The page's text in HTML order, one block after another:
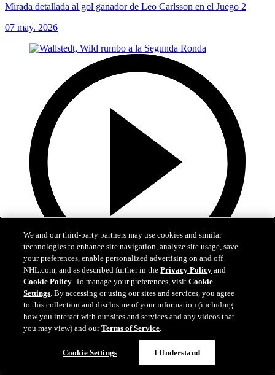
Mirada detallada al gol ganador de Leo Carlsson en el Juego 2
07 may. 2026
1:14
Wallstedt, Wild rumbo a la Segunda Ronda
Minnesota eliminó a Dallas luego de seis grandes juegos
We and our third-party partners may use cookies and similar
technologies to enhance site navigation, analyze site usage, save
your preferences, enable personalized advertising on and off
NHL.com, and as described further in thePrivacy Policy and
Cookie Policy. To manage your preferences, visitCookie
Settings. By accessing or using our sites and services, you agree
to this collection and disclosure of your information (including
how you interact with our sites and services and any videos that
you may view) and ourTerms of Service.
Cookie Settings I Understand